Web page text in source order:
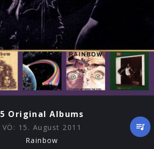
5 Original Albums
VÖ: 15. August 2011
Rainbow